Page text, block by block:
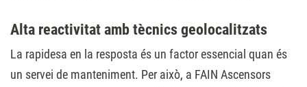
Alta reactivitat amb tècnics geolocalitzats
La rapidesa en la resposta és un factor essencial quan és
un servei de manteniment. Per això, a FAIN Ascensors